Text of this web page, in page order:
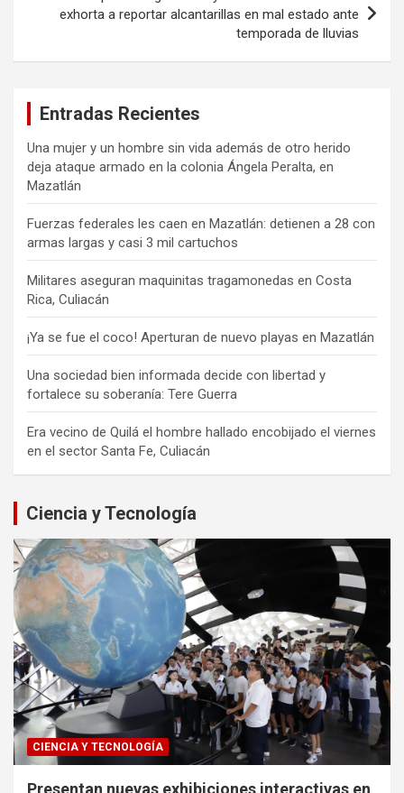
exhorta a reportar alcantarillas en mal estado ante
temporada de lluvias
Entradas Recientes
Una mujer y un hombre sin vida además de otro herido
deja ataque armado en la colonia Ángela Peralta, en
Mazatlán
Fuerzas federales les caen en Mazatlán: detienen a 28 con
armas largas y casi 3 mil cartuchos
Militares aseguran maquinitas tragamonedas en Costa
Rica, Culiacán
¡Ya se fue el coco! Aperturan de nuevo playas en Mazatlán
Una sociedad bien informada decide con libertad y
fortalece su soberanía: Tere Guerra
Era vecino de Quilá el hombre hallado encobijado el viernes
en el sector Santa Fe, Culiacán
Ciencia y Tecnología
CIENCIA Y TECNOLOGÍA
Presentan nuevas exhibiciones interactivas en